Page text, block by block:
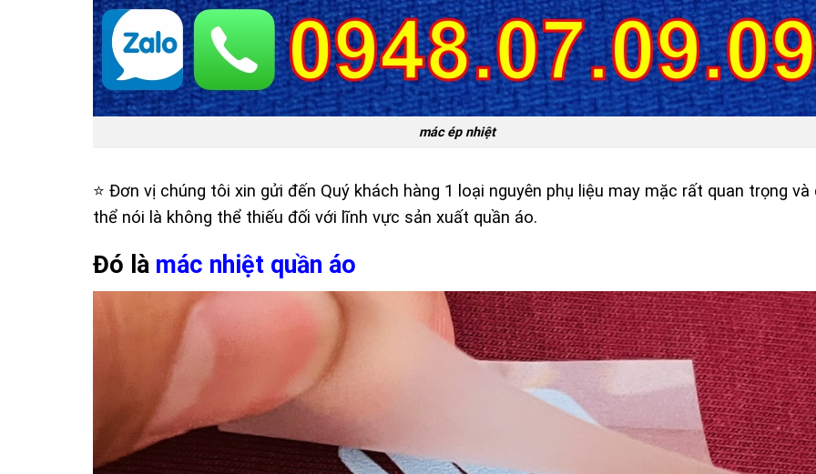
mác ép nhiệt
⭐️ Đơn vị chúng tôi xin gửi đến Quý khách hàng 1 loại nguyên phụ liệu may mặc rất quan trọng và
thể nói là không thể thiếu đối với lĩnh vực sản xuất quần áo.
Đó là mác nhiệt quần áo